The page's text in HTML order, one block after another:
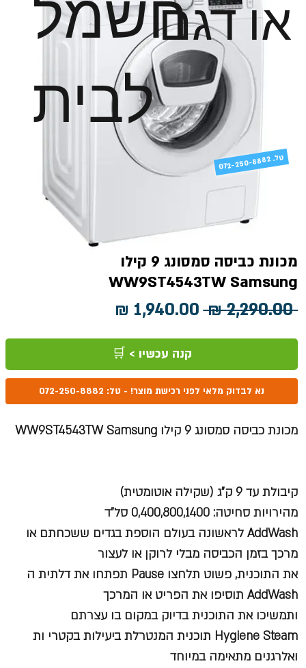
או דגם
לבית
מכונת כביסה סמסונג 9 קילו
WW9ST4543TW Samsung
‏2,290.00 ‏₪
מחיר
רגיל
מבצע
קנה עכשיו > 🛒
נא לבדוק מלאי לפני רכישת מוצר! - טל: 072-250-8882
מכונת כביסה סמסונג 9 קילו WW9ST4543TW Samsung
קיבולת עד 9 ק"ג (שקילה אוטומטית)
מהירויות סחיטה: 0,400,800,1400 סל"ד
AddWashלראשונה בעולם הוספת בגדים ששכחתם או
מרכך בזמן הכביסה מבלי לרוקן או לעצור
את התוכנית, פשוט תלחצו Pause תפתחו את דלתית ה
AddWash תוסיפו את הפריט או המרכך
ותמשיכו את התוכנית בדיוק במקום בו עצרתם
Hygiene Steam תוכנית המנטרלת ביעילות בקטרי ות
ואלרגנים מתאימה במיוחד
072-250-8882 .טל